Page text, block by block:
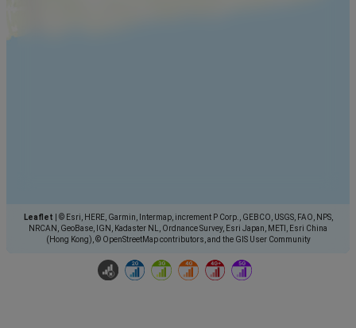
Leaflet
© Esri, HERE, Garmin, Intermap, increment P Corp., GEBCO, USGS, FAO, NPS,
NRCAN, GeoBase, IGN, Kadaster NL, Ordnance Survey, Esri Japan, METI, Esri China
(Hong Kong), © OpenStreetMap contributors, and the GIS User Community